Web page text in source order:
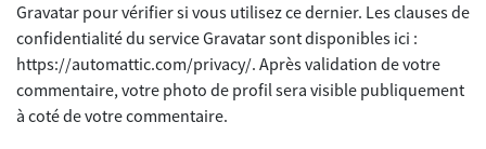
Gravatar pour vérifier si vous utilisez ce dernier. Les clauses de
confidentialité du service Gravatar sont disponibles ici :
https://automattic.com/privacy/. Après validation de votre
commentaire, votre photo de profil sera visible publiquement
à coté de votre commentaire.